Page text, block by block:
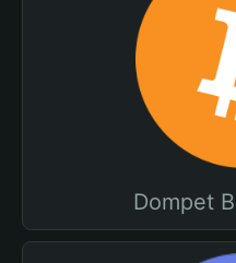
Dompet